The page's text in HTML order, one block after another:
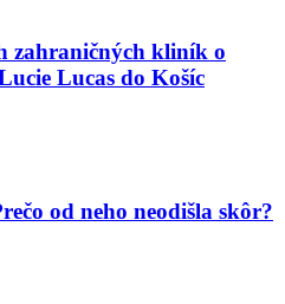
zahraničných kliník o
Lucas do Košíc
od neho neodišla skôr?